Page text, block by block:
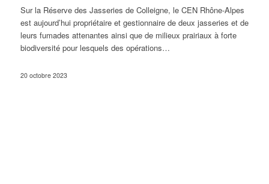
Sur la Réserve des Jasseries de Colleigne, le CEN Rhône-Alpes
est aujourd’hui propriétaire et gestionnaire de deux jasseries et de
leurs fumades attenantes ainsi que de milieux prairiaux à forte
biodiversité pour lesquels des opérations…
20 octobre 2023